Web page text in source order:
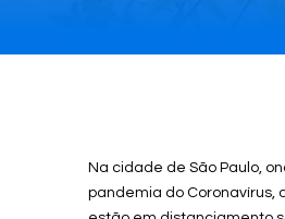
Na cidade de São Paulo,
pandemia do Coronavírus,